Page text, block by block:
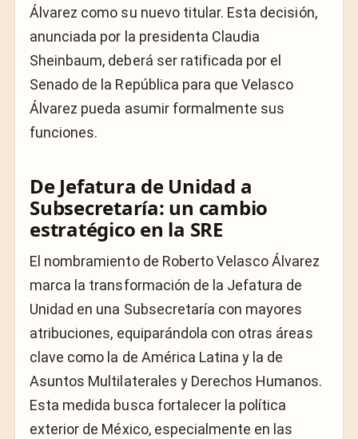
Álvarez como su nuevo titular. Esta decisión,
anunciada por la presidenta Claudia
Sheinbaum, deberá ser ratificada por el
Senado de la República para que Velasco
Álvarez pueda asumir formalmente sus
funciones.
De Jefatura de Unidad a
Subsecretaría: un cambio
estratégico en la SRE
El nombramiento de Roberto Velasco Álvarez
marca la transformación de la Jefatura de
Unidad en una Subsecretaría con mayores
atribuciones, equiparándola con otras áreas
clave como la de América Latina y la de
Asuntos Multilaterales y Derechos Humanos.
Esta medida busca fortalecer la política
exterior de México, especialmente en las